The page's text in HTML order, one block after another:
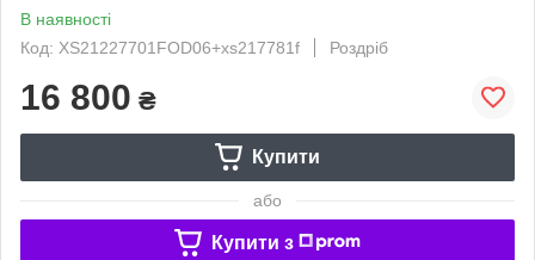
В наявності
Код: XS21227701FOD06+xs217781f
Роздріб
16 800 ₴
Купити
або
Купити з